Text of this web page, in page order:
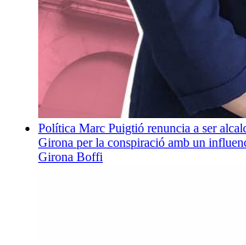
Política Marc Puigtió renuncia a ser
Girona per la conspiració amb un
Girona Boffi